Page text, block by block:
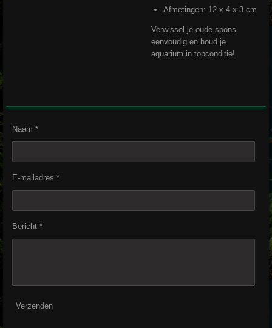
Afmetingen: 12 x 4 x 3 cm
Verwissel je oude spons
eenvoudig en houd je
aquarium in topconditie!
Naam *
E-mailadres *
Bericht *
Verzenden